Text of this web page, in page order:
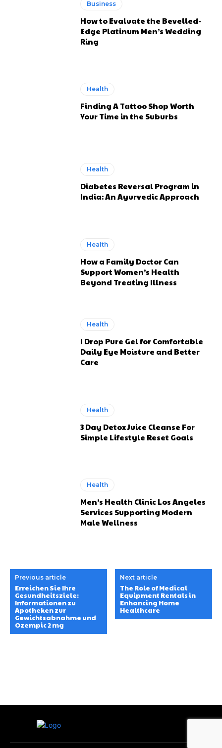
Business
How to Evaluate the Bevelled-
Edge Platinum Men’s Wedding
Ring
Health
Finding A Tattoo Shop Worth
Your Time in the Suburbs
Health
Diabetes Reversal Program in
India: An Ayurvedic Approach
Health
How a Family Doctor Can
Support Women’s Health
Beyond Treating Illness
Health
I Drop Pure Gel for Comfortable
Daily Eye Moisture and Better
Care
Health
3 Day Detox Juice Cleanse For
Simple Lifestyle Reset Goals
Health
Men’s Health Clinic Los Angeles
Services Supporting Modern
Male Wellness
Previous article
Erreichen Sie Ihre
Gesundheitsziele:
Informationen zu
Apotheken zur
Gewichtsabnahme und
Ozempic 2 mg
Next article
The Role of Medical
Equipment Rentals in
Enhancing Home
Healthcare